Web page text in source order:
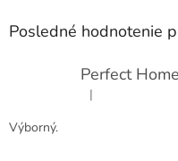
Posledné hodnotenie
Hodnotenie
|
Výborný.